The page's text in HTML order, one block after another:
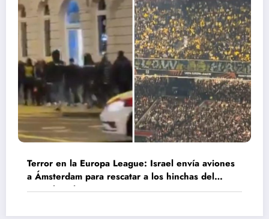
Terror en la Europa League: Israel envía aviones
a Ámsterdam para rescatar a los hinchas del
Maccabi Tel Aviv